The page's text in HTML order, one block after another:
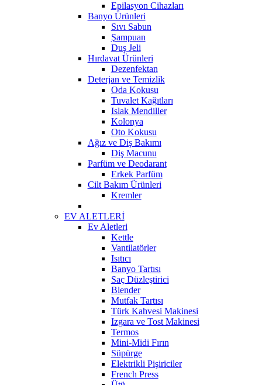
Epilasyon Cihazları
Banyo Ürünleri
Sıvı Sabun
Şampuan
Duş Jeli
Hırdavat Ürünleri
Dezenfektan
Deterjan ve Temizlik
Oda Kokusu
Tuvalet Kağıtları
Islak Mendiller
Kolonya
Oto Kokusu
Ağız ve Diş Bakımı
Diş Macunu
Parfüm ve Deodarant
Erkek Parfüm
Cilt Bakım Ürünleri
Kremler
EV ALETLERİ
Ev Aletleri
Kettle
Vantilatörler
Isıtıcı
Banyo Tartısı
Saç Düzleştirici
Blender
Mutfak Tartısı
Türk Kahvesi Makinesi
Izgara ve Tost Makinesi
Termos
Mini-Midi Fırın
Süpürge
Elektrikli Pişiriciler
French Press